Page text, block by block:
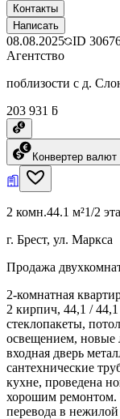
Контакты
Написать
08.08.2025 ID
Агентство
поблизости с д.
203 931 ƃ
Конвертер валют
2 комн.44.1 м²1/2
г. Брест, ул. Маркса
Продажа
2-комнатная
2 кирпич, 44,1 /
стеклопакеты,
освещением, новые
входная дверь
сантехнические
кухне, проведена
хорошим ремонтом.
перевода в